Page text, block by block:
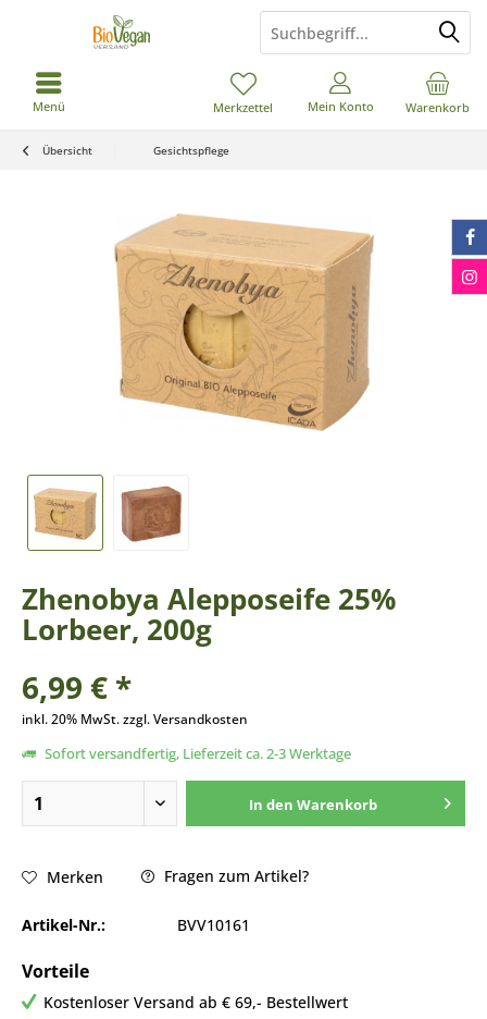
Warenkorb
Merkzettel Mein Konto
Menü
Übersicht Gesichtspflege
Zhenobya Alepposeife 25%
Lorbeer, 200g
6,99 € *
inkl. 20% MwSt. zzgl. Versandkosten
Sofort versandfertig, Lieferzeit ca. 2-3 Werktage
In den Warenkorb
Merken Fragen zum Artikel?
Artikel-Nr.: BVV10161
Vorteile
Kostenloser Versand ab € 69,- Bestellwert